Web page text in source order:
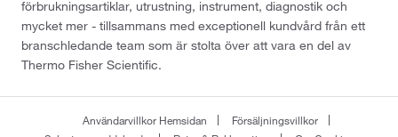
förbrukningsartiklar, utrustning, instrument, diagnostik och
mycket mer - tillsammans med exceptionell kundvård från ett
branschledande team som är stolta över att vara en del av
Thermo Fisher Scientific.
Användarvillkor Hemsidan
Försäljningsvillkor